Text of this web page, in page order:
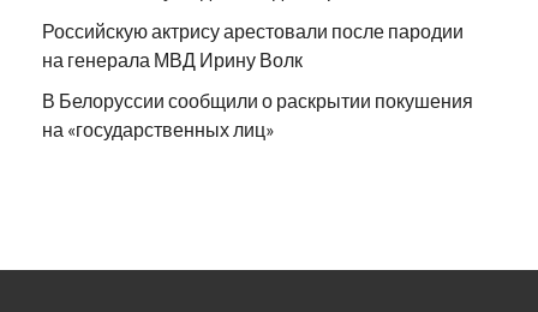
Российскую актрису арестовали после пародии
на генерала МВД Ирину Волк
В Белоруссии сообщили о раскрытии покушения
на «государственных лиц»